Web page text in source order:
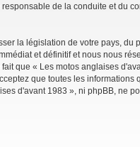
de la conduite et du
la législation de votre pays, du
et définitif et nous nous
que « Les motos anglaises
que toutes les
d'avant 1983 », ni phpBB, ne